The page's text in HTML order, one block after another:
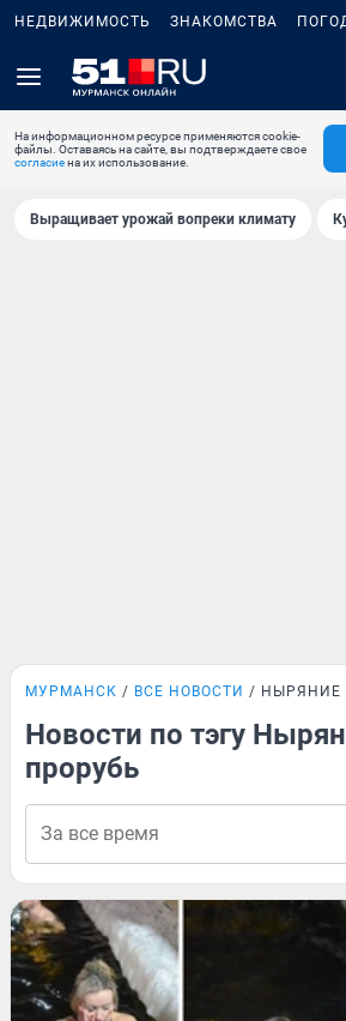
НЕДВИЖИМОСТЬ ЗНАКОМСТВА
На информационном ресурсе применяются cookie-
файлы. Оставаясь на сайте, вы подтверждаете свое
согласиена их использование.
Выращивает урожай вопреки климату
МУРМАНСК ВСЕ НОВОСТИ НЫРЯНИЕ
Новости по тэгу
прорубь